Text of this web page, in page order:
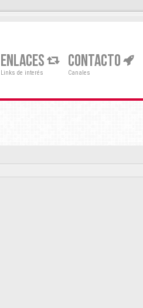
ENLACES
Links de interés
CONTACTO
Canales